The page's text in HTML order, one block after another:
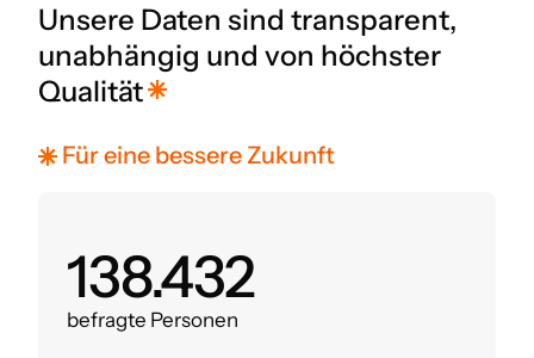
Unsere Daten sind transparent,
unabhängig und von höchster
Qualität
Für eine bessere Zukunft
160.000
befragte Personen